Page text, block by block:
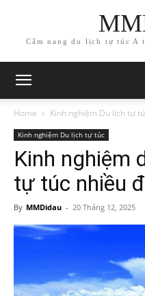
Cẩm nang du lịch tự túc A
Home Kinh nghiệm Du lịch tự
Kinh nghiệm Du lịch tự túc
Kinh nghiệm
tự túc nhiều
By MMDidau - 20 Tháng 12, 2025